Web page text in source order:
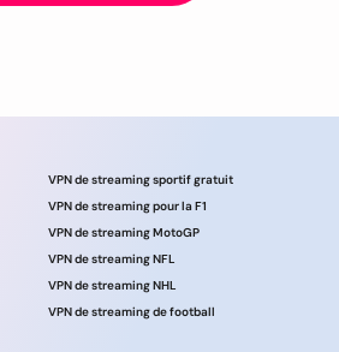
VPN de streaming sportif gratuit
VPN de streaming pour la F1
VPN de streaming MotoGP
VPN de streaming NFL
VPN de streaming NHL
VPN de streaming de football